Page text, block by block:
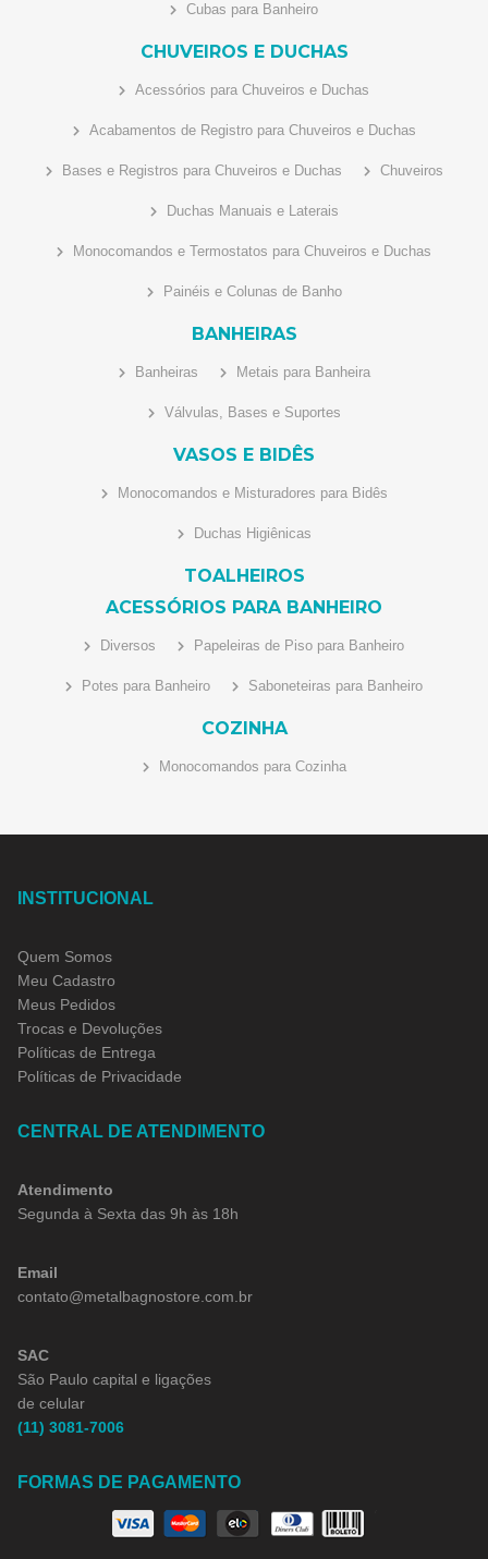
Cubas para Banheiro
CHUVEIROS E DUCHAS
Acessórios para Chuveiros e Duchas
Acabamentos de Registro para Chuveiros e Duchas
Bases e Registros para Chuveiros e Duchas Chuveiros
Duchas Manuais e Laterais
Monocomandos e Termostatos para Chuveiros e Duchas
Painéis e Colunas de Banho
BANHEIRAS
Banheiras Metais para Banheira
Válvulas, Bases e Suportes
VASOS E BIDÊS
Monocomandos e Misturadores para Bidês
Duchas Higiênicas
TOALHEIROS
ACESSÓRIOS PARA BANHEIRO
Diversos Papeleiras de Piso para Banheiro
Potes para Banheiro Saboneteiras para Banheiro
COZINHA
Monocomandos para Cozinha
INSTITUCIONAL
Quem Somos
Meu Cadastro
Meus Pedidos
Trocas e Devoluções
Políticas de Entrega
Políticas de Privacidade
CENTRAL DE ATENDIMENTO
Atendimento
Segunda à Sexta das 9h às 18h
Email
contato@metalbagnostore.com.br
SAC
São Paulo capital e ligações
de celular
(11) 3081-7006
FORMAS DE PAGAMENTO